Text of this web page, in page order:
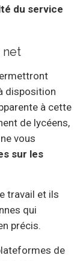
du service
net
disposition
à cette
de lycéens,
vous
sur les
travail et ils
qui
précis.
de